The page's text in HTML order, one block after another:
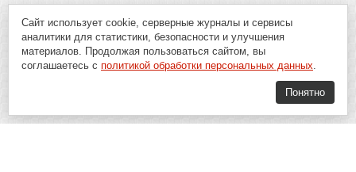
Сайт использует cookie, серверные журналы и сервисы
аналитики для статистики, безопасности и улучшения
материалов. Продолжая пользоваться сайтом, вы
соглашаетесь с политикой обработки персональных данных.
Понятно